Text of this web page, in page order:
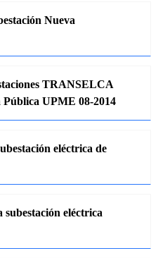
Nueva
TRANSELCA
UPME 08-2014
eléctrica de
eléctrica